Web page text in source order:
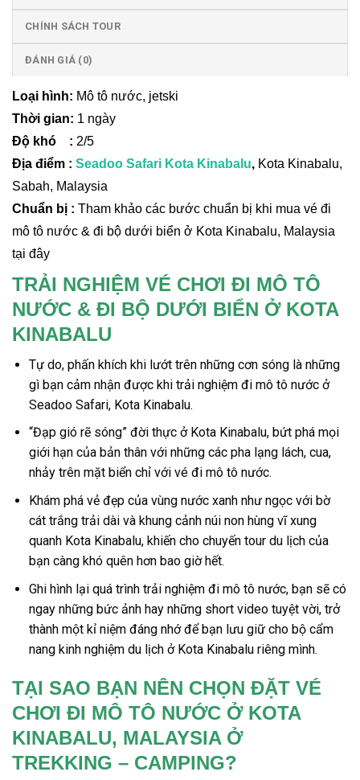
CHÍNH SÁCH TOUR
ĐÁNH GIÁ (0)
Loại hình: Mô tô nước, jetski
Thời gian: 1 ngày
Độ khó : 2/5
Địa điểm : Seadoo Safari Kota Kinabalu, Kota Kinabalu,
Sabah, Malaysia
Chuẩn bị : Tham khảo các bước chuẩn bị khi mua vé đi
mô tô nước & đi bộ dưới biển ở Kota Kinabalu, Malaysia
tại đây
TRẢI NGHIỆM VÉ CHƠI ĐI MÔ TÔ
NƯỚC & ĐI BỘ DƯỚI BIỂN Ở KOTA
KINABALU
Tự do, phấn khích khi lướt trên những cơn sóng là những
gì bạn cảm nhận được khi trải nghiệm đi mô tô nước ở
Seadoo Safari,Kota Kinabalu.
“Đạp gió rẽ sóng” đời thực ở Kota Kinabalu, bứt phá mọi
giới hạn của bản thân với những các pha lạng lách, cua,
nhảy trên mặt biển chỉ với véđi mô tô nước.
Khám phá vẻ đẹp của vùng nước xanh như ngọc với bờ
cát trắng trải dài và khung cảnh núi non hùng vĩ xung
quanh Kota Kinabalu, khiến cho chuyến tour du lịchcủa
bạn càng khó quên hơn bao giờ hết.
Ghi hình lại quá trình trải nghiệm đi mô tô nước, bạn sẽ có
ngay những bức ảnh hay những short video tuyệt vời, trở
thành một kỉ niệm đáng nhớ để bạn lưu giữ cho bộ cẩm
nang kinh nghiệm du lịch ở Kota Kinabaluriêng mình.
TẠI SAO BẠN NÊN CHỌN ĐẶT VÉ
CHƠI ĐI MÔ TÔ NƯỚC Ở KOTA
KINABALU, MALAYSIA Ở
TREKKING – CAMPING?